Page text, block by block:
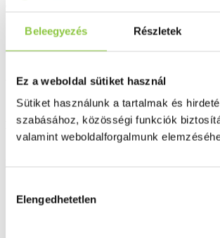
Beleegyezés Részletek
Ez a weboldal sütiket használ
Sütiket használunk a tartalmak és
szabásához, közösségi funkciók
valamint weboldalforgalmunk
kiválasztása
Elengedhetetlen
2. Tudnivalók az Daedalon Kid
Ne szedje a DaedalonKid-et
görcsös állapotokban (eklampszia,
­ vese- és májkárosodás esetén;